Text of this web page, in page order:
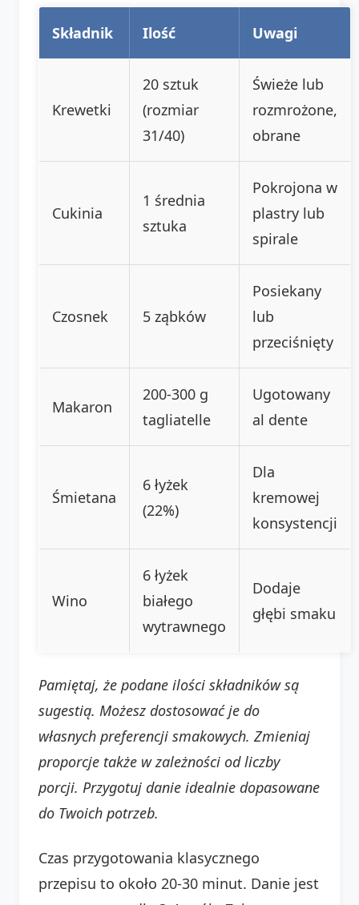
Składnik Ilość Uwagi
Krewetki
20 sztuk
(rozmiar
31/40)
Świeże lub
rozmrożone,
obrane
Cukinia
1 średnia
sztuka
Pokrojona w
plastry lub
spirale
Czosnek 5 ząbków
Posiekany
lub
przeciśnięty
Makaron
200-300 g
tagliatelle
Ugotowany
al dente
Śmietana
6 łyżek
(22%)
Dla
kremowej
konsystencji
Wino
6 łyżek
białego
wytrawnego
Dodaje
głębi smaku
Pamiętaj, że podane ilości składników są
sugestią. Możesz dostosować je do
własnych preferencji smakowych. Zmieniaj
proporcje także w zależności od liczby
porcji. Przygotuj danie idealnie dopasowane
do Twoich potrzeb.
Czas przygotowania klasycznego
przepisu to około 20-30 minut. Danie jest